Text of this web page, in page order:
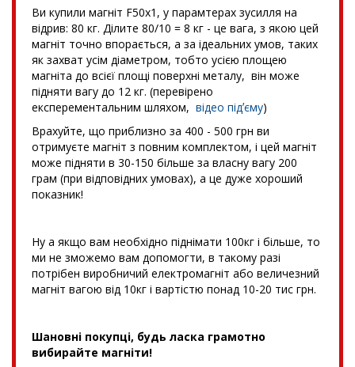
Ви купили магніт F50x1, у парамтерах зусилля на
відрив: 80 кг. Ділите 80/10 = 8 кг - це вага, з якою цей
магніт точно впорається, а за ідеальних умов, таких
як захват усім діаметром, тобто усією площею
магніта до всієї площі поверхні металу, він може
підняти вагу до 12 кг. (перевірено
експерементальним шляхом, відео підʼєму)
Врахуйте, що приблизно за 400 - 500 грн ви
отримуєте магніт з повним комплектом, і цей магніт
може підняти в 30-150 більше за власну вагу 200
грам (при відповідних умовах), а це дуже хороший
показник!
Ну а якщо вам необхідно піднімати 100кг і більше, то
ми не зможемо вам допомогти, в такому разі
потрібен виробничий електромагніт або величезний
магніт вагою від 10кг і вартістю понад 10-20 тис грн.
Шановні покупці, будь ласка грамотно
вибирайте магніти!